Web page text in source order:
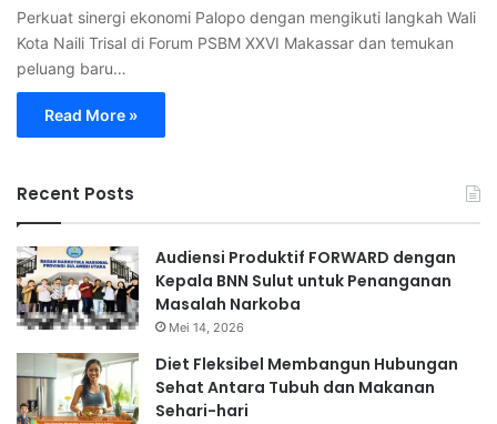
Perkuat sinergi ekonomi Palopo dengan mengikuti langkah Wali
Kota Naili Trisal di Forum PSBM XXVI Makassar dan temukan
peluang baru…
Read More »
Recent Posts
Audiensi Produktif FORWARD dengan
Kepala BNN Sulut untuk Penanganan
Masalah Narkoba
Mei 14, 2026
Diet Fleksibel Membangun Hubungan
Sehat Antara Tubuh dan Makanan
Sehari-hari